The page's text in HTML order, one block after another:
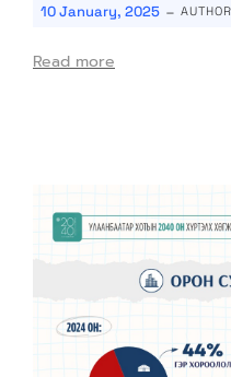
10 January, 2025 -
Read more